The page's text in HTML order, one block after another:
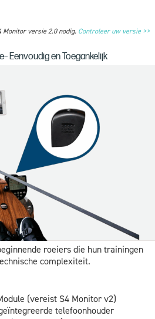
Monitor versie 2.0 nodig. Controleer uw versie >>
Eenvoudig en Toegankelijk
roeiers die hun trainingen
complexiteit.
(vereist S4 Monitor v2)
telefoonhouder